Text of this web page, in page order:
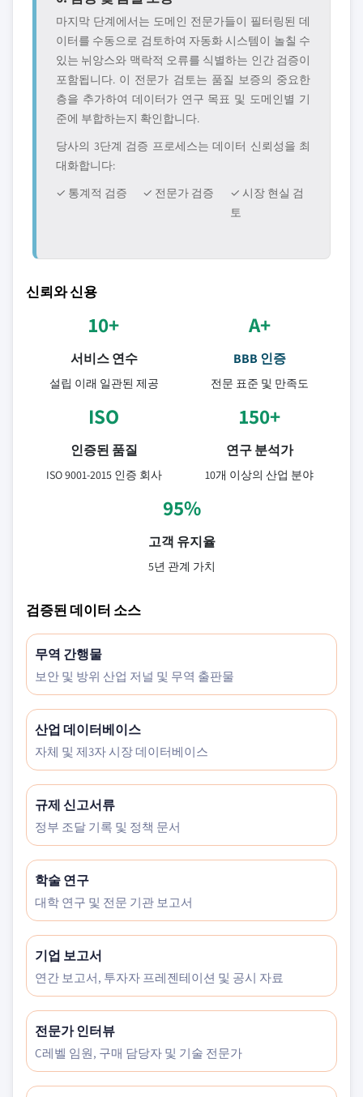
마지막 단계에서는 도메인 전문가들이 필터링된 데
이터를 수동으로 검토하여 자동화 시스템이 놀칠 수
있는 뉘앙스와 맥락적 오류를 식별하는 인간 검증이
포함됩니다. 이 전문가 검토는 품질 보증의 중요한
층을 추가하여 데이터가 연구 목표 및 도메인별 기
준에 부합하는지 확인합니다.
당사의 3단계 검증 프로세스는 데이터 신뢰성을 최
대화합니다:
✓ 통계적 검증
✓ 전문가 검증
✓ 시장 현실 검
토
신뢰와 신용
10+
서비스 연수
설립 이래 일관된 제공
A+
BBB 인증
전문 표준 및 만족도
ISO
인증된 품질
ISO 9001-2015 인증 회사
150+
연구 분석가
10개 이상의 산업 분야
95%
고객 유지율
5년 관계 가치
검증된 데이터 소스
무역 간행물
보안 및 방위 산업 저널 및 무역 출판물
산업 데이터베이스
자체 및 제3자 시장 데이터베이스
규제 신고서류
정부 조달 기록 및 정책 문서
학술 연구
대학 연구 및 전문 기관 보고서
기업 보고서
연간 보고서, 투자자 프레젠테이션 및 공시 자료
전문가 인터뷰
C레벨 임원, 구매 담당자 및 기술 전문가